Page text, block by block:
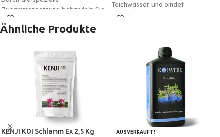
Zusammensetzung behandeln Sie
mit den KENJI KOI Fadenalgen
Stopp effektiv und schnell im
Unschädlich für Ihre
Teichbewohner. Auch für
Schwimmteiche geeignet.
Teichwasser und bindet
Schwebealgen effektiv. Durch die
Ähnliche Produkte
KENJI KOI Schlamm Ex 2,5 Kg AUSVERKAUFT!